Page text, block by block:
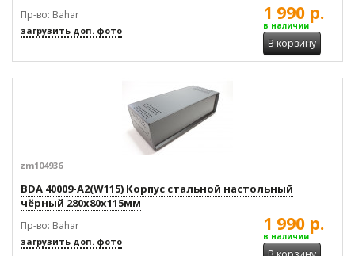
Пр-во: Bahar
загрузить доп. фото
1 990 р.
в наличии
В корзину
zm104936
BDA 40009-A2(W115) Корпус стальной настольный
чёрный 280x80x115мм
Пр-во: Bahar
загрузить доп. фото
1 990 р.
в наличии